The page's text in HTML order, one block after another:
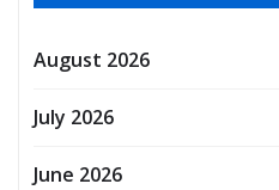
August 2026
July 2026
June 2026